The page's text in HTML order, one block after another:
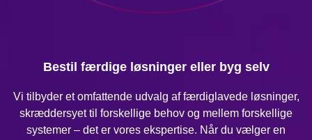
Bestil færdige løsninger eller byg selv
Vi tilbyder et omfattende udvalg af færdiglavede løsninger,
skræddersyet til forskellige behov og mellem forskellige
systemer – det er vores ekspertise. Når du vælger en